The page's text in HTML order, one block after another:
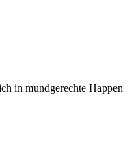
in mundgerechte Happen